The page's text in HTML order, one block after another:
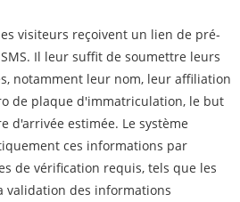
visiteurs reçoivent un lien de pré-
Il leur suffit de soumettre leurs
notamment leur nom, leur affiliation
de plaque d'immatriculation, le but
d'arrivée estimée. Le système
ces informations par
de vérification requis, tels que les
validation des informations